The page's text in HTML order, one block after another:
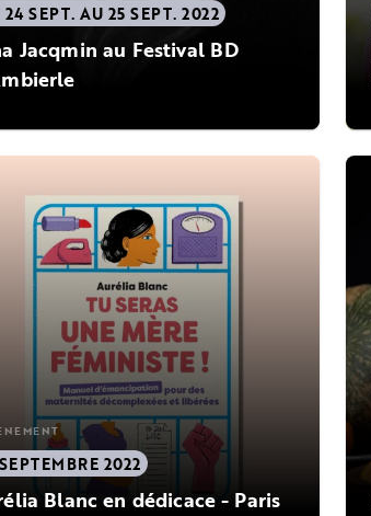
24 SEPT. AU 25 SEPT. 2022
Jacqmin au Festival BD
2022
Blanc en dédicace - Paris